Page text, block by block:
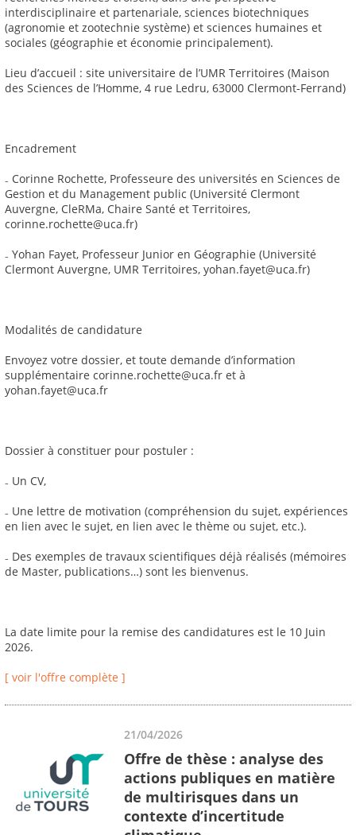
interdisciplinaire et partenariale, sciences biotechniques
(agronomie et zootechnie système) et sciences humaines et
sociales (géographie et économie principalement).
Lieu d’accueil : site universitaire de l’UMR Territoires (Maison
des Sciences de l’Homme, 4 rue Ledru, 63000 Clermont-Ferrand)
Encadrement
₋ Corinne Rochette, Professeure des universités en Sciences de
Gestion et du Management public (Université Clermont
Auvergne, CleRMa, Chaire Santé et Territoires,
corinne.rochette@uca.fr)
₋ Yohan Fayet, Professeur Junior en Géographie (Université
Clermont Auvergne, UMR Territoires, yohan.fayet@uca.fr)
Modalités de candidature
Envoyez votre dossier, et toute demande d’information
supplémentaire corinne.rochette@uca.fr et à
yohan.fayet@uca.fr
Dossier à constituer pour postuler :
₋ Un CV,
₋ Une lettre de motivation (compréhension du sujet, expériences
en lien avec le sujet, en lien avec le thème ou sujet, etc.).
₋ Des exemples de travaux scientifiques déjà réalisés (mémoires
de Master, publications…) sont les bienvenus.
La date limite pour la remise des candidatures est le 10 Juin
2026.
[ voir l'offre complète ]
21/04/2026
Offre de thèse : analyse des
actions publiques en matière
de multirisques dans un
contexte d’incertitude